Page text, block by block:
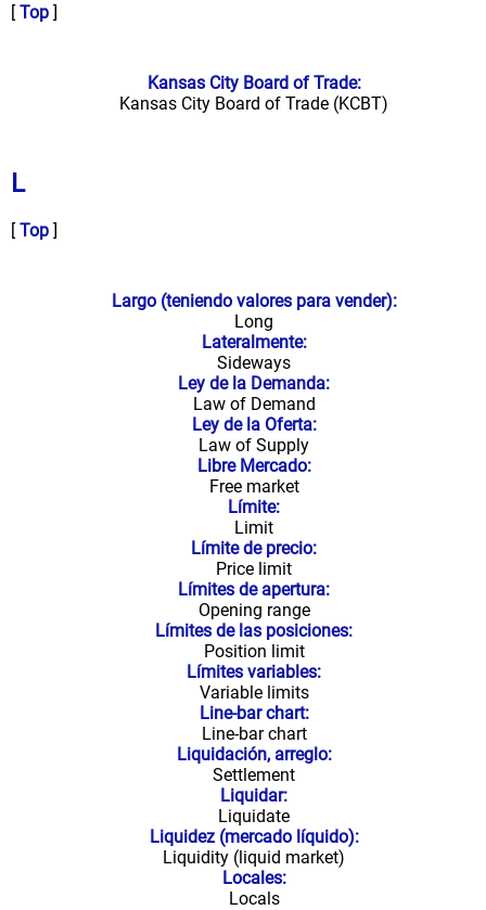
[Top ]
Kansas City Board of Trade:
Kansas City Board of Trade (KCBT)
L
[Top ]
Largo (teniendo valores para vender):
Long
Lateralmente:
Sideways
Ley de la Demanda:
Law of Demand
Ley de la Oferta:
Law of Supply
Libre Mercado:
Free market
Límite:
Limit
Límite de precio:
Price limit
Límites de apertura:
Opening range
Límites de las posiciones:
Position limit
Límites variables:
Variable limits
Line-bar chart:
Line-bar chart
Liquidación, arreglo:
Settlement
Liquidar:
Liquidate
Liquidez (mercado líquido):
Liquidity (liquid market)
Locales:
Locals